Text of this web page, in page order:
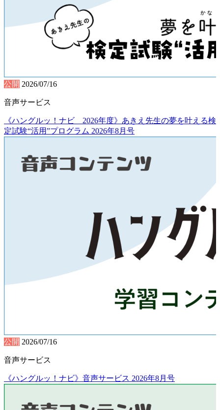
公開 2026/07/16
音声サービス
《ハングルッ！ナビ 2026年度》あきえ先生の夢を叶える検
定試験“活用”プログラム 2026年8月号
公開 2026/07/16
音声サービス
《ハングルッ！ナビ》音声サービス 2026年8月号